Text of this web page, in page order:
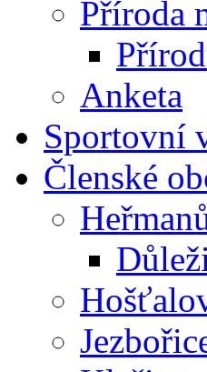
Příroda
Anketa
Sportovní
Členské